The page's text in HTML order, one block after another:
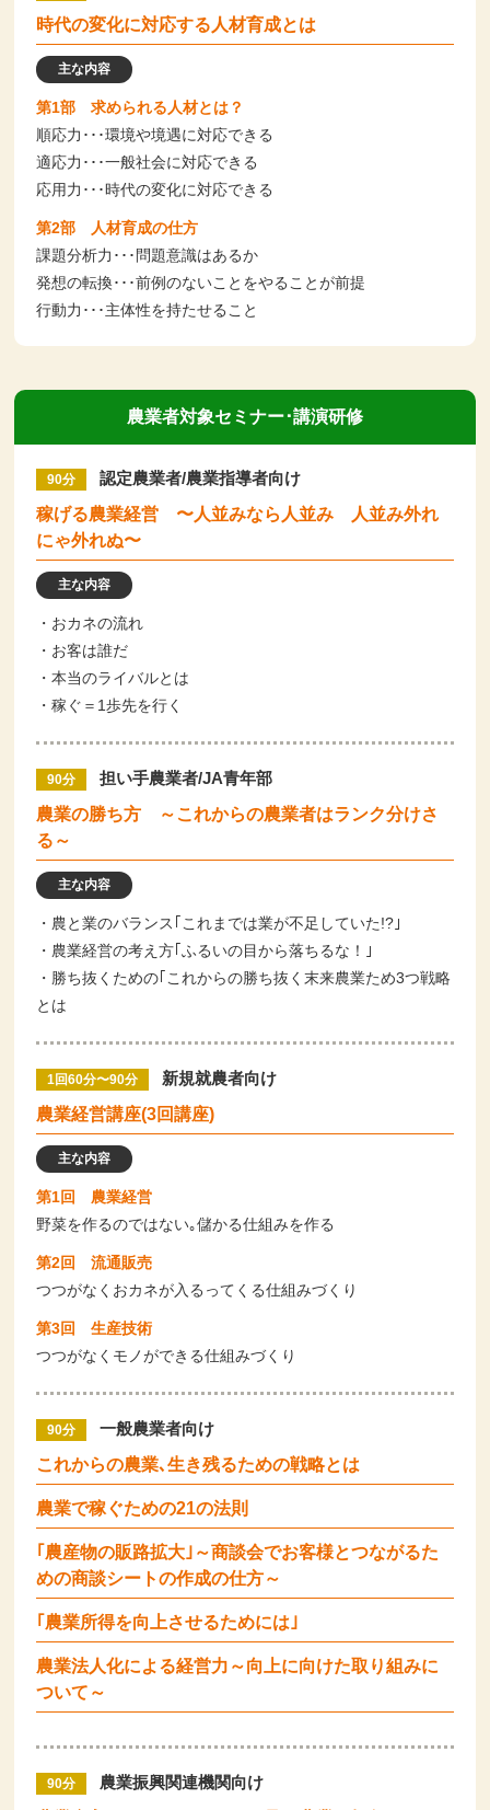
時代の変化に対応する人材育成とは
主な内容
第1部 求められる人材とは？
順応力･･･環境や境遇に対応できる
適応力･･･一般社会に対応できる
応用力･･･時代の変化に対応できる
第2部 人材育成の仕方
課題分析力･･･問題意識はあるか
発想の転換･･･前例のないことをやることが前提
行動力･･･主体性を持たせること
農業者対象セミナー･講演研修
90分
認定農業者/農業指導者向け
稼げる農業経営 〜人並みなら人並み 人並み外れ
にゃ外れぬ〜
主な内容
・おカネの流れ
・お客は誰だ
・本当のライバルとは
・稼ぐ＝1歩先を行く
90分
担い手農業者/JA青年部
農業の勝ち方 ～これからの農業者はランク分けさ
る～
主な内容
・農と業のバランス｢これまでは業が不足していた!?｣
・農業経営の考え方｢ふるいの目から落ちるな！｣
・勝ち抜くための｢これからの勝ち抜く末来農業ため3つ戦略
とは
1回60分〜90分
新規就農者向け
農業経営講座(3回講座)
主な内容
第1回 農業経営
野菜を作るのではない｡儲かる仕組みを作る
第2回 流通販売
つつがなくおカネが入るってくる仕組みづくり
第3回 生産技術
つつがなくモノができる仕組みづくり
90分
一般農業者向け
これからの農業､生き残るための戦略とは
農業で稼ぐための21の法則
｢農産物の販路拡大｣～商談会でお客様とつながるた
めの商談シートの作成の仕方～
｢農業所得を向上させるためには｣
農業法人化による経営力～向上に向けた取り組みに
ついて～
90分
農業振興関連機関向け